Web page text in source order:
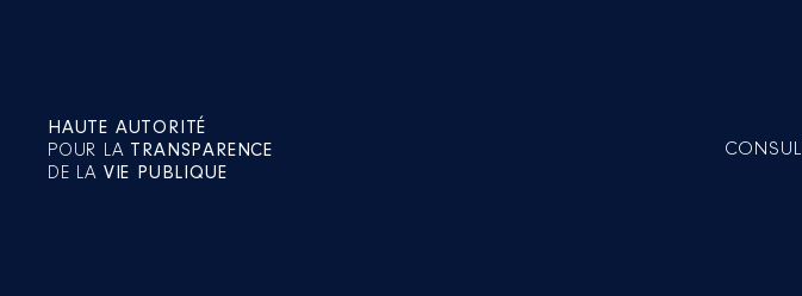
HAUTE AUTORITÉ
POUR LA TRANSPARENCE
DE LA VIE PUBLIQUE